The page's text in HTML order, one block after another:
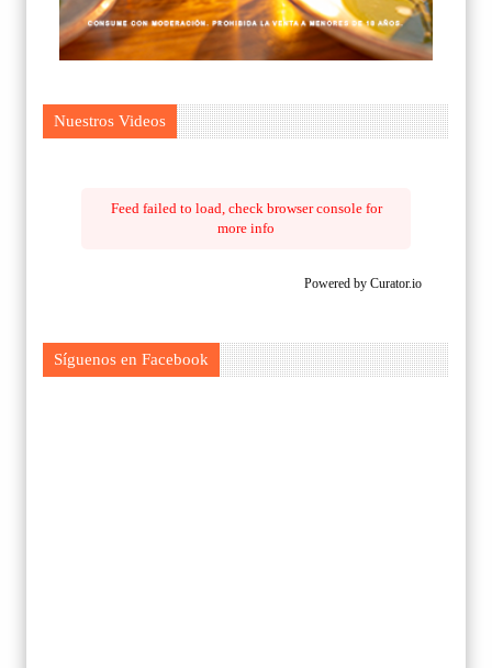
Nuestros Videos
Feed failed to load, check browser console for
more info
Powered by Curator.io
Síguenos en Facebook